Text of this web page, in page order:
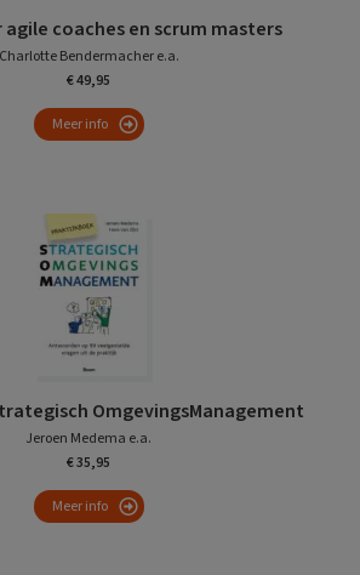
coaches en scrum masters
Charlotte Bendermacher e.a.
€ 49,95
Meer info
OmgevingsManagement
Jeroen Medema e.a.
€ 35,95
Meer info